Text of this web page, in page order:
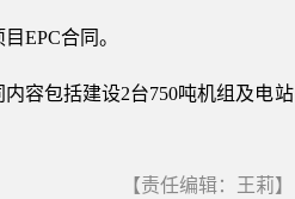
EPC合同。
容包括建设2台750吨机组及电站
【责任编辑：王莉】